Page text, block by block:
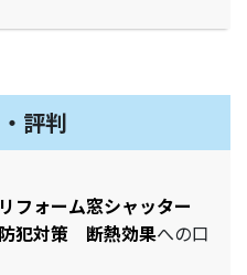
評判
フォーム窓シャッター
犯対策 断熱効果への口